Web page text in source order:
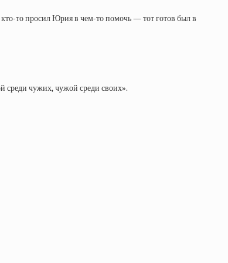
то просил Юрия в чем-то помочь — тот готов был в
среди чужих, чужой среди своих».